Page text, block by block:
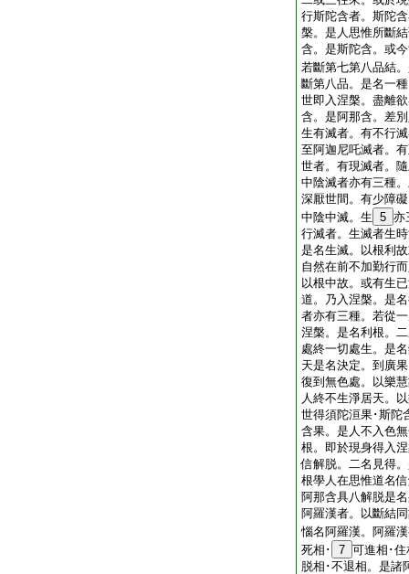
行斯陀含者。斯陀
槃。是人思惟所斷
含。是斯陀含。或
若斷第七第八品結
斷第八品。是名一
世即入涅槃。盡離
含。是阿那含。差
生有滅者。有不行
至阿迦尼吒滅者。
世者。有現滅者。
中陰滅者亦有三種
深厭世間。有少障
中陰中滅。生 5 亦
行滅者。生滅者生
是名生滅。以根利
自然在前不加勤行
以根中故。或有生
道。乃入涅槃。是
者亦有三種。若從
涅槃。是名利根。
處終一切處生。是
天是名決定。到廣
復到無色處。以樂
人終不生淨居天。
世得須陀洹果･斯陀
含果。是人不入色
根。即於現身得入
信解脱。二名見得
根學人在思惟道名
阿那含具八解脱是
阿羅漢者。以斷結
惱名阿羅漢。阿羅
死相･
7 可進相･
脱相･不退相。是諸